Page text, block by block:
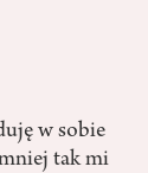
w sobie
tak mi